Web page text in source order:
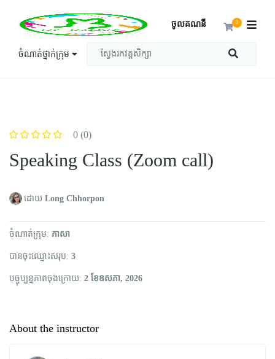
ចំណាត់ថ្នាក់ក្រុម
0
ចូលគណនី
0 (0)
Speaking Class (Zoom call)
ដោយ Long Chhorpon
ចំណាត់​ក្រុម ភាសា
បានចុះឈ្មោះសរុប 3
បច្ចុប្បន្នភាពចុងក្រោយ 2 ខែ​ឧសភា, 2026
About the instructor